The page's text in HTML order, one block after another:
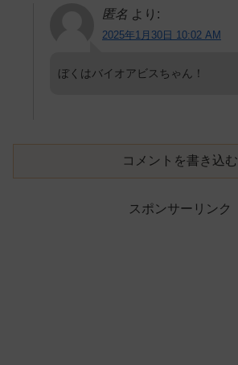
匿名 より:
2025年1月30日 10:02 AM
ぼくはバイオアビスちゃん！
コメントを書き込む
スポンサーリンク